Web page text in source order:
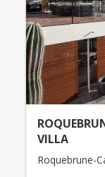
VILLA
Roquebrune-